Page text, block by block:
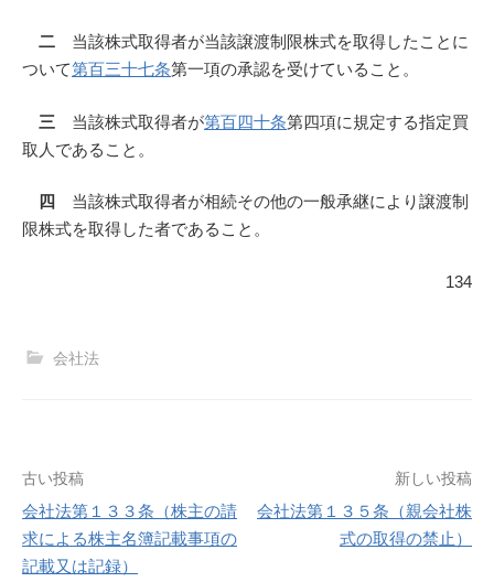
二 当該株式取得者が当該譲渡制限株式を取得したことに
ついて第百三十七条第一項の承認を受けていること。
三 当該株式取得者が第百四十条第四項に規定する指定買
取人であること。
四 当該株式取得者が相続その他の一般承継により譲渡制
限株式を取得した者であること。
134
会社法
投
稿
古い投稿
会社法第１３３条（株主の請
求による株主名簿記載事項の
記載又は記録）
新しい投稿
会社法第１３５条（親会社株
式の取得の禁止）